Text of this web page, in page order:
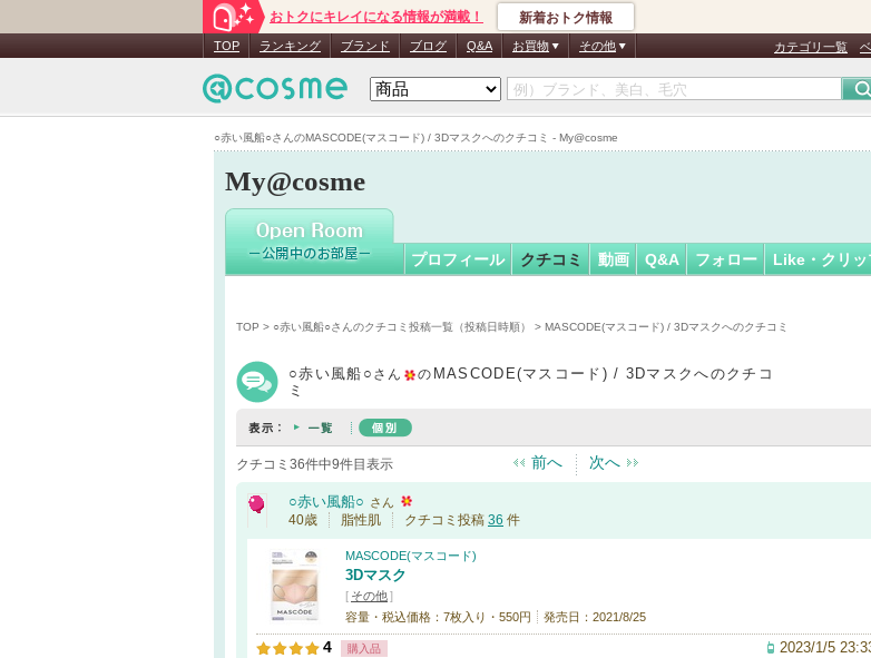
○赤い風船○さんのMASCODE(マスコード) / 3Dマスクへのクチコミ - My@cosme
おトクにキレイになる情報が満載！ 新着おトク情報
TOP ランキング ブランド ブログ Q&A お買物 その他 カテゴリ一覧
My@cosme
○赤い風船○さん
プロフィール クチコミ 動画 Q&A フォロー Like・クリッ
TOP > ○赤い風船○さんのクチコミ投稿一覧（投稿日時順） > MASCODE(マスコード) / 3Dマスクへのクチコミ
○赤い風船○ さん の MASCODE(マスコード) / 3Dマスクへのクチコ
ミ
クチコミ36件中9件目表示 前へ 次へ
○赤い風船○ さん
40歳 脂性肌 クチコミ投稿 36 件
MASCODE(マスコード)
3Dマスク
[ その他]
容量・税込価格：7枚入り・550円
発売日：2021/8/25
4 購入品 2023/1/5